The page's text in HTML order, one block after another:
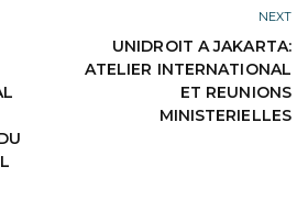
NEXT
UNIDROIT A JAKARTA:
ATELIER INTERNATIONAL
ET REUNIONS
MINISTERIELLES